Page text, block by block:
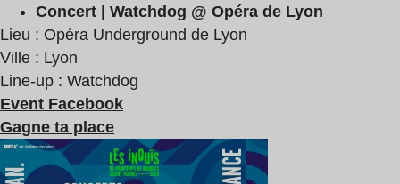
Concert | Watchdog @ Opéra de Lyon
Lieu : Opéra Underground de Lyon
Ville : Lyon
Line-up : Watchdog
Event Facebook
Gagne ta place